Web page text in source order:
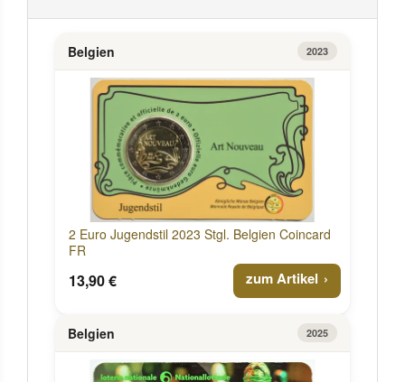
Belgien 2023
2 Euro Jugendstil 2023 Stgl. Belgien Coincard
FR
13,90 € zum Artikel
Belgien 2025